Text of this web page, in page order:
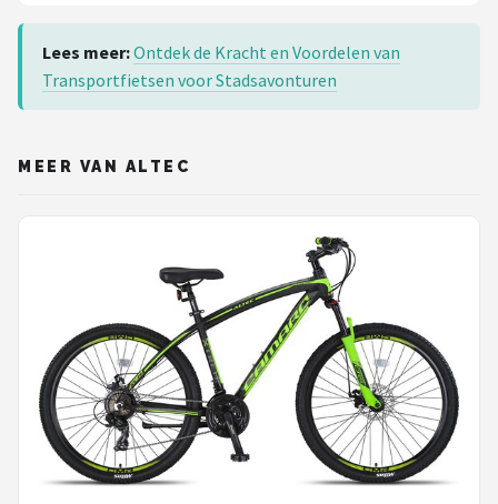
Lees meer:Ontdek de Kracht en Voordelen van
Transportfietsen voor Stadsavonturen
MEER VAN ALTEC